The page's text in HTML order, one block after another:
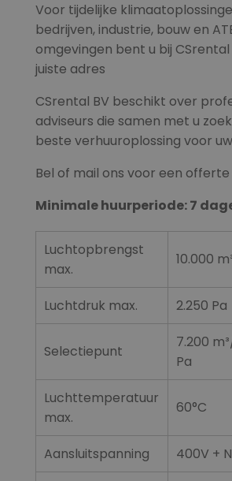
Voor tijdelijke
bedrijven, industrie, bouw en
omgevingen bent u bij
juiste adres
CSrental BV beschikt over
adviseurs die samen met u
beste verhuuroplossing voor
Bel of mail ons voor een
Minimale huurperiode: 7
Luchtopbrengst
max.
10.000
Luchtdruk max. 2.250 Pa
Selectiepunt
7.200
Pa
Luchttemperatuur
max.
60°C
Aansluitspanning 400V +